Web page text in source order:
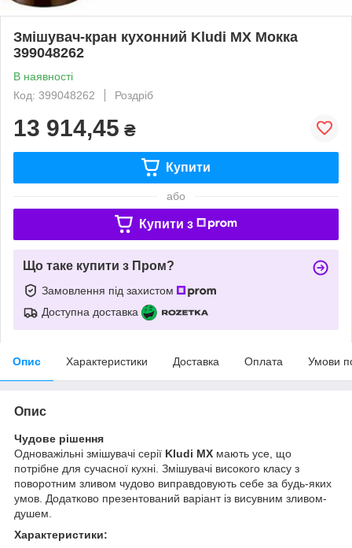
Змішувач-кран кухонний Kludi MX Мокка
399048262
В наявності
Код: 399048262
Роздріб
13 914,45 ₴
Купити
або
Купити з
Що таке купити з Пром?
Замовлення під захистом
Доступна доставка
Опис Характеристики Доставка Оплата Умови
Опис
Чудове рішення
Одноважільні змішувачі серії Kludi MX мають усе, що
потрібне для сучасної кухні. Змішувачі високого класу з
поворотним зливом чудово виправдовують себе за будь-яких
умов. Додатково презентований варіант із висувним зливом-
душем.
Характеристики: